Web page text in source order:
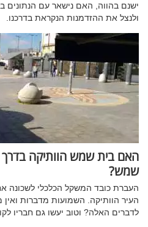
ישנם בהווה, האם נישאר עם הנתונים
ולנצל את ההזדמנות הנקראת בדרכנו.
האם בית שמש הוותיקה בדרך
שמש?
העברת כובד המשקל הכלכלי לשכונה
העיר הוותיקה. השמועות מדברות
לדברים האלה? וטוב יעשו גם חבריו